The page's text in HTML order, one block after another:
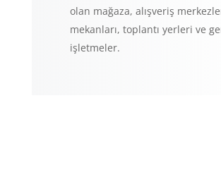
olan mağaza, alışveriş
mekanları, toplantı yerleri ve
işletmeler.